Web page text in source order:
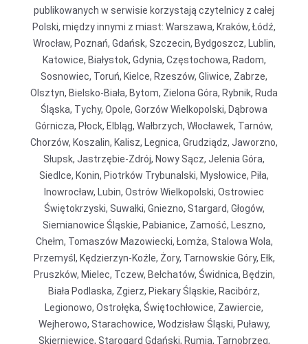
publikowanych w serwisie korzystają czytelnicy z całej
Polski, między innymi z miast: Warszawa, Kraków, Łódź,
Wrocław, Poznań, Gdańsk, Szczecin, Bydgoszcz, Lublin,
Katowice, Białystok, Gdynia, Częstochowa, Radom,
Sosnowiec, Toruń, Kielce, Rzeszów, Gliwice, Zabrze,
Olsztyn, Bielsko-Biała, Bytom, Zielona Góra, Rybnik, Ruda
Śląska, Tychy, Opole, Gorzów Wielkopolski, Dąbrowa
Górnicza, Płock, Elbląg, Wałbrzych, Włocławek, Tarnów,
Chorzów, Koszalin, Kalisz, Legnica, Grudziądz, Jaworzno,
Słupsk, Jastrzębie-Zdrój, Nowy Sącz, Jelenia Góra,
Siedlce, Konin, Piotrków Trybunalski, Mysłowice, Piła,
Inowrocław, Lubin, Ostrów Wielkopolski, Ostrowiec
Świętokrzyski, Suwałki, Gniezno, Stargard, Głogów,
Siemianowice Śląskie, Pabianice, Zamość, Leszno,
Chełm, Tomaszów Mazowiecki, Łomża, Stalowa Wola,
Przemyśl, Kędzierzyn-Koźle, Żory, Tarnowskie Góry, Ełk,
Pruszków, Mielec, Tczew, Bełchatów, Świdnica, Będzin,
Biała Podlaska, Zgierz, Piekary Śląskie, Racibórz,
Legionowo, Ostrołęka, Świętochłowice, Zawiercie,
Wejherowo, Starachowice, Wodzisław Śląski, Puławy,
Skierniewice, Starogard Gdański, Rumia, Tarnobrzeg,